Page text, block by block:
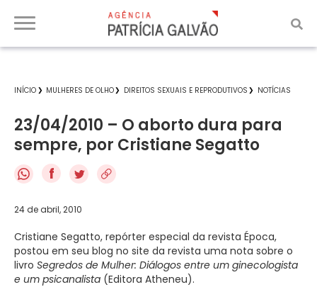
INÍCIO MULHERES DE OLHO DIREITOS SEXUAIS E REPRODUTIVOS NOTÍCIAS
23/04/2010 – O aborto dura para
sempre, por Cristiane Segatto
f
24 de abril, 2010
Cristiane Segatto, repórter especial da revista Época,
postou em seu blog no site da revista uma nota sobre o
livro Segredos de Mulher: Diálogos entre um ginecologista
e um psicanalista (Editora Atheneu).